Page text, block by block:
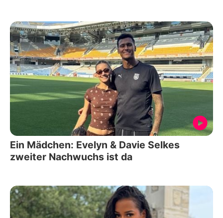
Ein Mädchen: Evelyn & Davie Selkes
zweiter Nachwuchs ist da